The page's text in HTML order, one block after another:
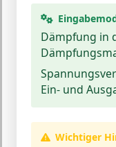
Dämpfung in
Ein- und
Wichtiger